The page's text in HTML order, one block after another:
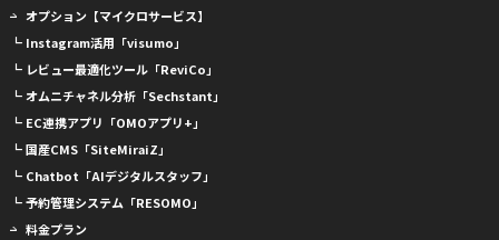
オプション【マイクロサービス】
┗ Instagram活用「visumo」
┗ レビュー最適化ツール「ReviCo」
┗ オムニチャネル分析「Sechstant」
┗ EC連携アプリ「OMOアプリ+」
┗ 国産CMS「SiteMiraiZ」
┗ Chatbot「AIデジタルスタッフ」
┗ 予約管理システム「RESOMO」
料金プラン